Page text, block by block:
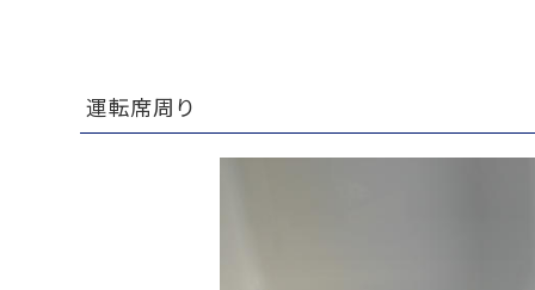
運転席周り